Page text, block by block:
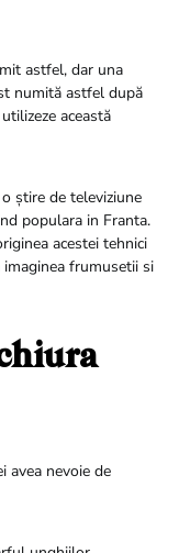
astfel, dar una
numită astfel după
această
știre de televiziune
populara in Franta.
acestei tehnici
imaginea frumusetii si
avea nevoie de